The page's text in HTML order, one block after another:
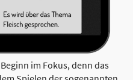
im Fokus, denn das